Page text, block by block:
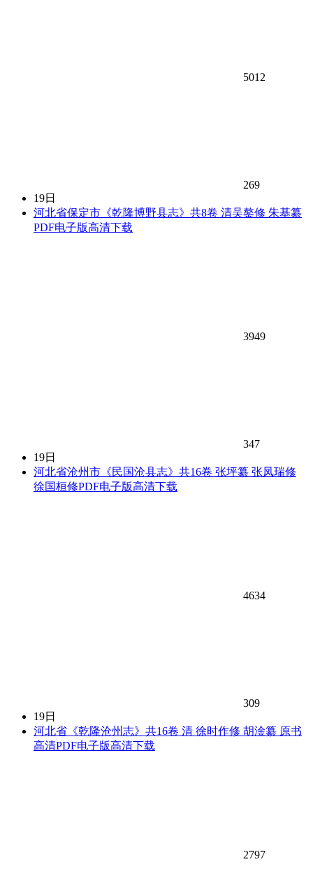
5012
269
19日
河北省保定市《乾隆博野县志》共8卷 清吴鏊修 朱基纂
PDF电子版高清下载
3949
347
19日
河北省沧州市《民国沧县志》共16卷 张坪纂 张凤瑞修
徐国桓修PDF电子版高清下载
4634
309
19日
河北省《乾隆沧州志》共16卷 清 徐时作修 胡淦纂 原书
高清PDF电子版高清下载
2797